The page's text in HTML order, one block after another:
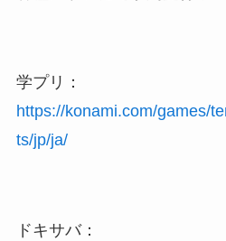
学プリ：
https://konami.com/games/
ts/jp/ja/
ドキサバ：